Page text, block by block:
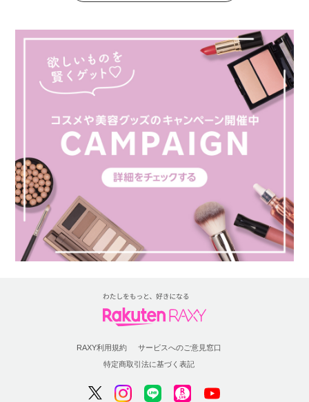
RAXY利用規約
サービスへのご意見窓口
特定商取引法に基づく表記